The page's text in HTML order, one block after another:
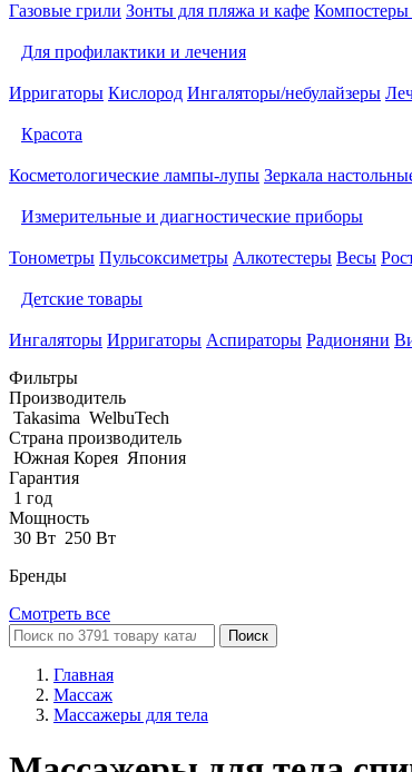
Газовые грили Зонты для пляжа и кафе Компостеры
Для профилактики и лечения
Ирригаторы Кислород Ингаляторы/небулайзеры
Красота
Косметологические лампы-лупы Зеркала
Измерительные и диагностические приборы
Тонометры Пульсоксиметры Алкотестеры Весы
Детские товары
Ингаляторы Ирригаторы Аспираторы Радионяни
Фильтры
Производитель
Takasima WelbuTech
Страна производитель
Южная Корея Япония
Гарантия
1 год
Мощность
30 Вт 250 Вт
Бренды
Смотреть все
Поиск
Главная
Массаж
Массажеры для тела